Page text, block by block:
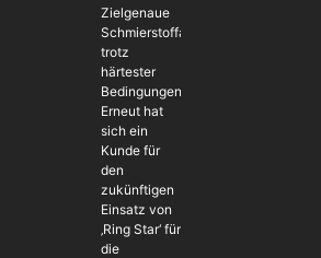
Zielgenaue
Schmierstoffapplikation
trotz
härtester
Bedingungen
Erneut hat
sich ein
Kunde für
den
zukünftigen
Einsatz von
‚Ring Star‘ für
die